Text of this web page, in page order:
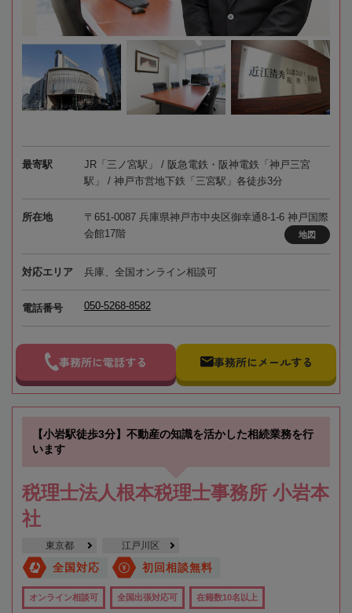
最寄駅
JR「三ノ宮駅」 / 阪急電鉄・阪神電鉄「神戸三宮
駅」 / 神戸市営地下鉄「三宮駅」各徒歩3分
所在地
〒651-0087 兵庫県神戸市中央区御幸通8-1-6 神戸国際
会館17階
地図
対応エリア 兵庫、全国オンライン相談可
電話番号 050-5268-8582
事務所に電話する 事務所にメールする
【小岩駅徒歩3分】不動産の知識を活かした相続業務を行
います
税理士法人根本税理士事務所 小岩本
社
東京都 江戸川区
全国対応 初回相談無料
オンライン相談可 全国出張対応可 在籍数10名以上